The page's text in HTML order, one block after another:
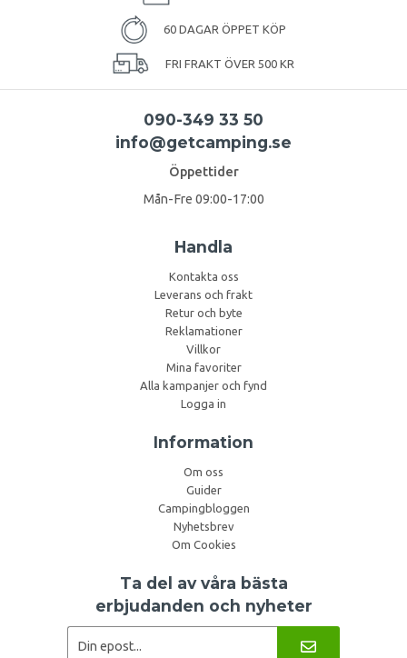
60 DAGAR ÖPPET KÖP
FRI FRAKT ÖVER 500 KR
090-349 33 50
info@getcamping.se
Öppettider
Mån-Fre 09:00-17:00
Handla
Kontakta oss
Leverans och frakt
Retur och byte
Reklamationer
Villkor
Mina favoriter
Alla kampanjer och fynd
Logga in
Information
Om oss
Guider
Campingbloggen
Nyhetsbrev
Om Cookies
Ta del av våra bästa
erbjudanden och nyheter